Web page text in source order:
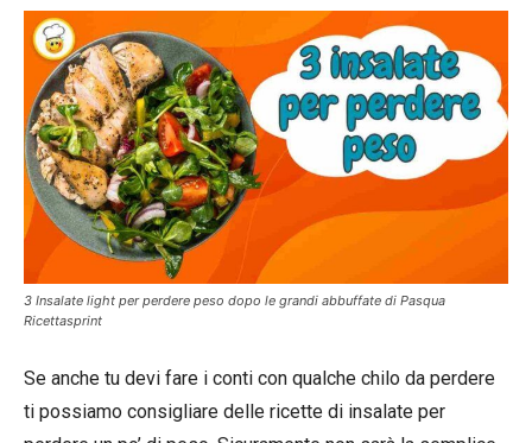
3 Insalate light per perdere peso dopo le grandi abbuffate di Pasqua
Ricettasprint
Se anche tu devi fare i conti con qualche chilo da perdere
ti possiamo consigliare delle ricette di insalate per